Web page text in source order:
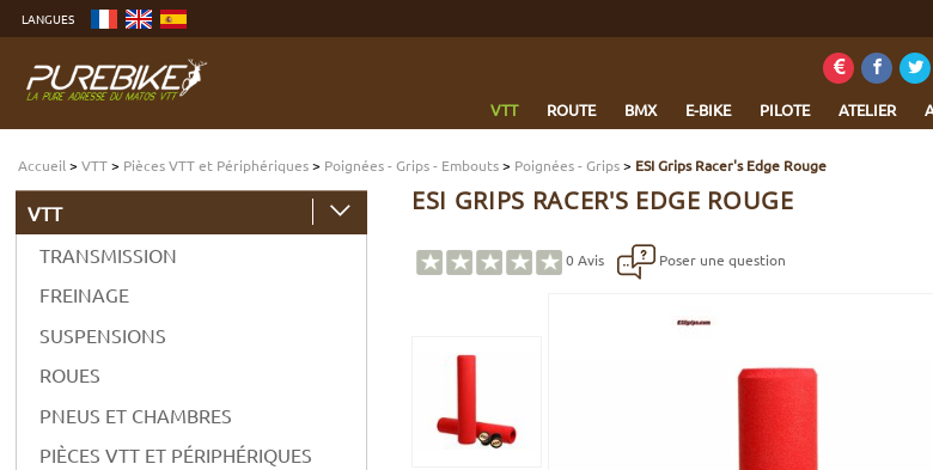
contenu
menu
Aller
LANGUES
VTT ROUTE BMX E-BIKE PILOTE ATELIER
Rechercher
un
une
marque...
Accueil >VTT> Pièces VTT et Périphériques> Poignées - Grips - Embouts> Poignées - Grips> ESI Grips Racer's Edge Rouge
ESI GRIPS RACER'S EDGE ROUGE
0 Avis Poser une question
VTT
TRANSMISSION
FREINAGE
SUSPENSIONS
ROUES
PNEUS ET CHAMBRES
PIÈCES VTT ET PÉRIPHÉRIQUES